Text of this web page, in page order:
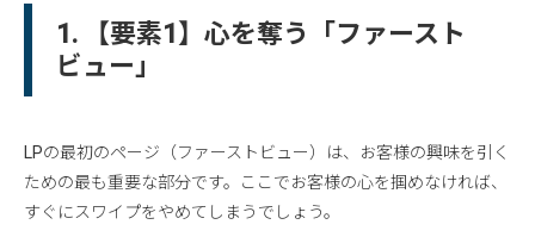
1. 【要素1】心を奪う「ファースト
ビュー」
LPの最初のページ（ファーストビュー）は、お客様の興味を引く
ための最も重要な部分です。ここでお客様の心を掴めなければ、
すぐにスワイプをやめてしまうでしょう。